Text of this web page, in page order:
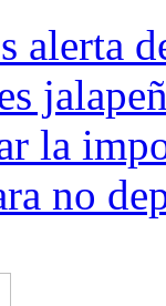
alerta
la
no